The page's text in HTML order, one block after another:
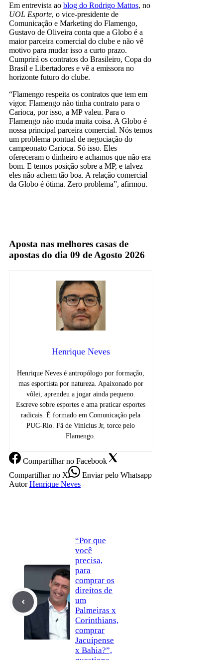
Em entrevista ao blog do Rodrigo Mattos, no
UOL Esporte, o vice-presidente de
Comunicação e Marketing do Flamengo,
Gustavo de Oliveira conta que a Globo é a
maior parceira comercial do clube e não vê
motivo para mudar isso a curto prazo.
Cumprirá os contratos do Brasileiro, Copa do
Brasil e Libertadores e vê a emissora no
horizonte futuro do clube.
“Flamengo respeita os contratos que tem em
vigor. Flamengo não tinha contrato para o
Carioca, por isso, a MP valeu. Para o
Flamengo não muda muita coisa. A Globo é
nossa principal parceira comercial. Nós temos
um problema pontual de negociação do
campeonato Carioca. Só isso. Eles
ofereceram o dinheiro e achamos que não era
bom. E temos posição sobre a MP, e talvez
eles não achem tão boa. A relação comercial
da Globo é ótima. Zero problema”, afirmou.
Aposta nas melhores casas de
apostas do dia 09 de Agosto 2026
Henrique Neves
Henrique Neves é antropólogo por formação,
mas esportista por natureza. Apaixonado por
vôlei, aprendeu a jogar ainda pequeno.
Escreve sobre esportes e ama praticar esportes
radicais. É formado em Comunicação pela
PUC-Rio. Fã de Vinicius Jr, torce pelo
Flamengo.
Compartilharno Facebook
Compartilharno X Enviarpelo Whatsapp
Autor Henrique Neves
“Por que
você
precisa,
para
comprar os
direitos de
um
Palmeiras x
Corinthians,
comprar
Jacuipense
x Bahia?”,